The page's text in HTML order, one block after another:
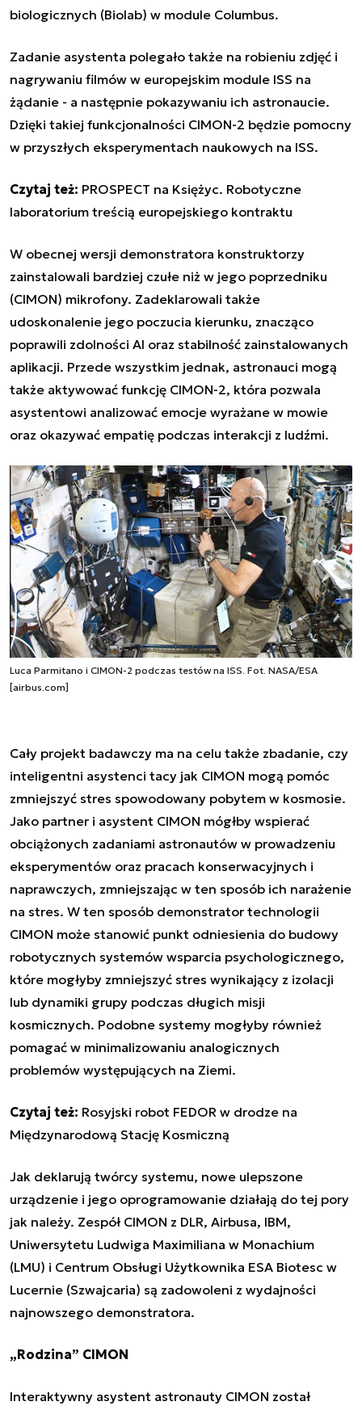
biologicznych (Biolab) w module Columbus.
Zadanie asystenta polegało także na robieniu zdjęć i
nagrywaniu filmów w europejskim module ISS na
żądanie - a następnie pokazywaniu ich astronaucie.
Dzięki takiej funkcjonalności CIMON-2 będzie pomocny
w przyszłych eksperymentach naukowych na ISS.
Czytaj też: PROSPECT na Księżyc. Robotyczne
laboratorium treścią europejskiego kontraktu
W obecnej wersji demonstratora konstruktorzy
zainstalowali bardziej czułe niż w jego poprzedniku
(CIMON) mikrofony. Zadeklarowali także
udoskonalenie jego poczucia kierunku, znacząco
poprawili zdolności AI oraz stabilność zainstalowanych
aplikacji. Przede wszystkim jednak, astronauci mogą
także aktywować funkcję CIMON-2, która pozwala
asystentowi analizować emocje wyrażane w mowie
oraz okazywać empatię podczas interakcji z ludźmi.
Luca Parmitano i CIMON-2 podczas testów na ISS. Fot. NASA/ESA
[airbus.com]
Cały projekt badawczy ma na celu także zbadanie, czy
inteligentni asystenci tacy jak CIMON mogą pomóc
zmniejszyć stres spowodowany pobytem w kosmosie.
Jako partner i asystent CIMON mógłby wspierać
obciążonych zadaniami astronautów w prowadzeniu
eksperymentów oraz pracach konserwacyjnych i
naprawczych, zmniejszając w ten sposób ich narażenie
na stres. W ten sposób demonstrator technologii
CIMON może stanowić punkt odniesienia do budowy
robotycznych systemów wsparcia psychologicznego,
które mogłyby zmniejszyć stres wynikający z izolacji
lub dynamiki grupy podczas długich misji
kosmicznych. Podobne systemy mogłyby również
pomagać w minimalizowaniu analogicznych
problemów występujących na Ziemi.
Czytaj też: Rosyjski robot FEDOR w drodze na
Międzynarodową Stację Kosmiczną
Jak deklarują twórcy systemu, nowe ulepszone
urządzenie i jego oprogramowanie działają do tej pory
jak należy. Zespół CIMON z DLR, Airbusa, IBM,
Uniwersytetu Ludwiga Maximiliana w Monachium
(LMU) i Centrum Obsługi Użytkownika ESA Biotesc w
Lucernie (Szwajcaria) są zadowoleni z wydajności
najnowszego demonstratora.
„Rodzina” CIMON
Interaktywny asystent astronauty CIMON został